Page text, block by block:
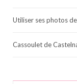
Utiliser ses photos
Cassoulet de